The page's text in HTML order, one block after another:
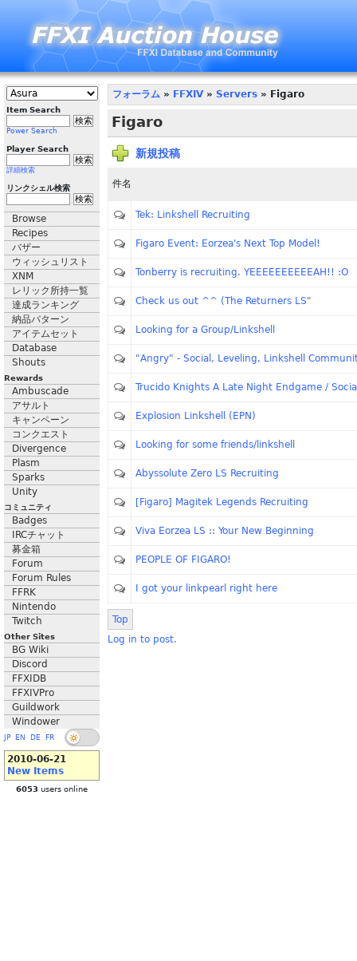
Item Search
Power Search
Player Search
詳細検索
リンクシェル検索
Browse
Recipes
バザー
ウィッシュリスト
XNM
レリック所持一覧
達成ランキング
納品パターン
アイテムセット
Database
Shouts
Rewards
Ambuscade
アサルト
キャンペーン
コンクエスト
Divergence
Plasm
Sparks
Unity
コミュニティ
Badges
IRCチャット
募金箱
Forum
Forum Rules
FFRK
Nintendo
Twitch
Other Sites
BG Wiki
Discord
FFXIDB
FFXIVPro
Guildwork
Windower
JP EN DE FR
2010-06-21
New Items
6053 users online
フォーラム » FFXIV » Servers » Figaro
Figaro
新規投稿
件名
Tek: Linkshell Recruiting
Figaro Event: Eorzea's Next Top Model!
Tonberry is recruiting. YEEEEEEEEEEAH!! :O
Check us out ^^ (The Returners LS"
Looking for a Group/Linkshell
"Angry" - Social, Leveling, Linkshell
Trucido Knights A Late Night Endgame /
Explosion Linkshell (EPN)
Looking for some friends/linkshell
Abyssolute Zero LS Recruiting
[Figaro] Magitek Legends Recruiting
Viva Eorzea LS :: Your New Beginning
PEOPLE OF FIGARO!
I got your linkpearl right here
Top
Log in to post.